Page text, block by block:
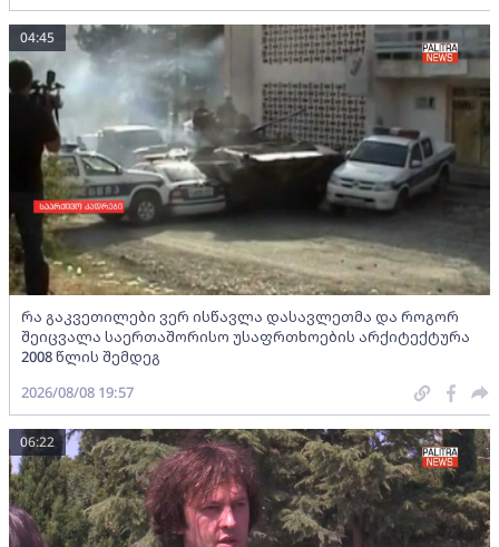
რა გაკვეთილები ვერ ისწავლა დასავლეთმა და როგორ
შეიცვალა საერთაშორისო უსაფრთხოების არქიტექტურა
2008 წლის შემდეგ
04:45
2026/08/08 19:57
06:22